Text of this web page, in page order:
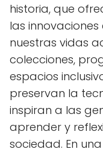
historia, que
las
nuestras vidas
colecciones,
espacios
preservan la
inspiran a las
aprender y
sociedad. En